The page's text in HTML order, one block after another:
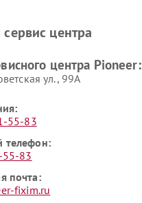
центра
центра Pioneer:
ул., 99А
55-83
телефон:
55-83
почта:
fixim.ru